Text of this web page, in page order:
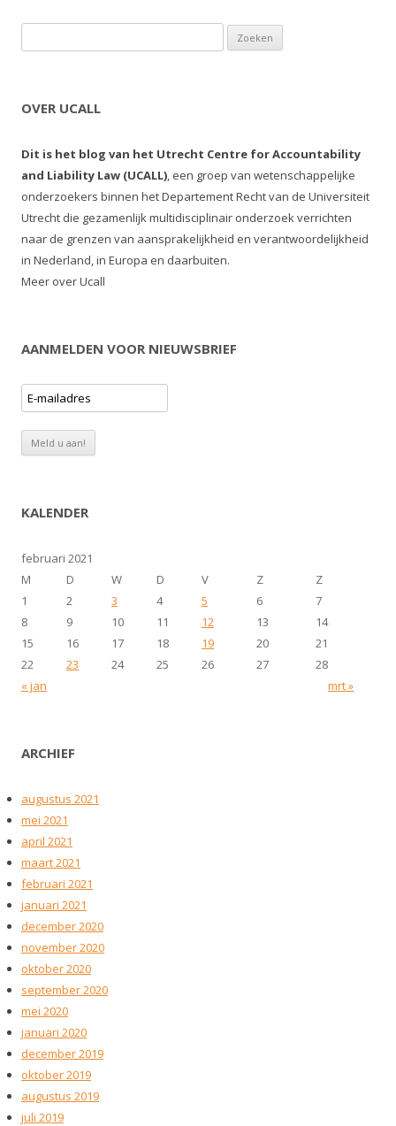
OVER UCALL
Dit is het blog van het Utrecht Centre for Accountability
and Liability Law (UCALL), een groep van wetenschappelijke
onderzoekers binnen het Departement Recht van de Universiteit
Utrecht die gezamenlijk multidisciplinair onderzoek verrichten
naar de grenzen van aansprakelijkheid en verantwoordelijkheid
in Nederland, in Europa en daarbuiten.
Meer over Ucall
AANMELDEN VOOR NIEUWSBRIEF
KALENDER
februari 2021
M
D W D V Z Z
« jan mrt »
1 2 3 4 5 6
7
8
9 10 11 12 13
14
15
16 17 18 19 20
21
22
23 24 25 26 27 28
ARCHIEF
augustus 2021
mei 2021
april 2021
maart 2021
februari 2021
januari 2021
december 2020
november 2020
oktober 2020
september 2020
mei 2020
januari 2020
december 2019
oktober 2019
augustus 2019
juli 2019